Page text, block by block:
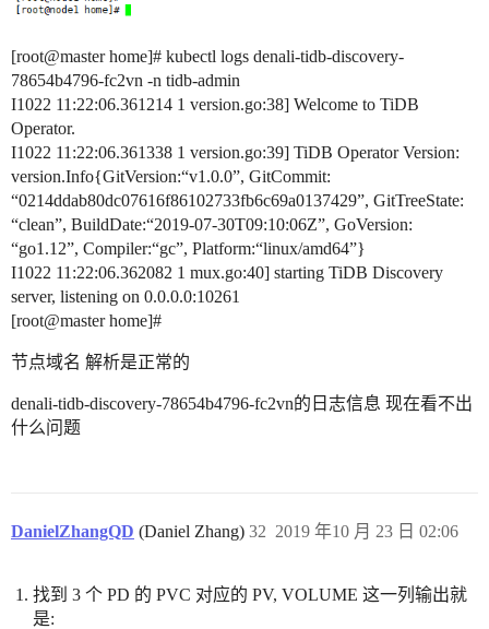
[root@master home]# kubectl logs denali-tidb-discovery-
78654b4796-fc2vn -n tidb-admin
I1022 11:22:06.361214 1 version.go:38] Welcome to TiDB
Operator.
I1022 11:22:06.361338 1 version.go:39] TiDB Operator Version:
version.Info{GitVersion:“v1.0.0”, GitCommit:
“0214ddab80dc07616f86102733fb6c69a0137429”, GitTreeState:
“clean”, BuildDate:“2019-07-30T09:10:06Z”, GoVersion:
“go1.12”, Compiler:“gc”, Platform:“linux/amd64”}
I1022 11:22:06.362082 1 mux.go:40] starting TiDB Discovery
server, listening on 0.0.0.0:10261
[root@master home]#
节点域名 解析是正常的
denali-tidb-discovery-78654b4796-fc2vn的日志信息 现在看不出
什么问题
DanielZhangQD (Daniel Zhang) 2019 年10 月 23 日 02:06
32
找到 3 个 PD 的 PVC 对应的 PV, VOLUME 这一列输出就
是: